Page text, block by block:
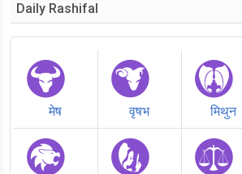
Daily Rashifal
मेष वृषभ मिथुन